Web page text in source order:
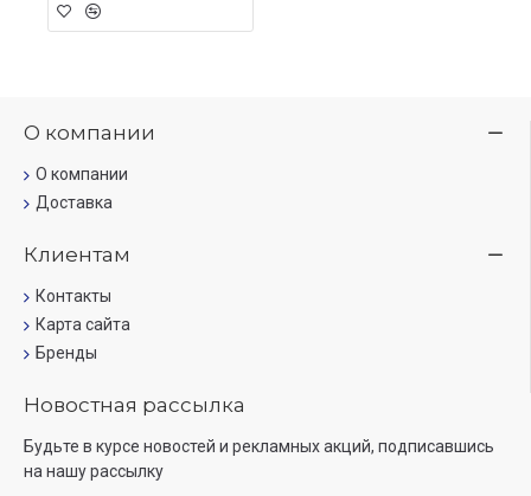
О компании
О компании
Доставка
Клиентам
Контакты
Карта сайта
Бренды
Новостная рассылка
Будьте в курсе новостей и рекламных акций, подписавшись
на нашу рассылку